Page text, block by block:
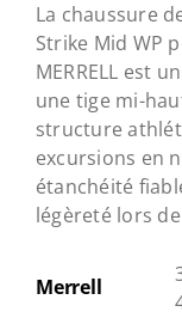
La chaussure
Strike Mid WP
MERRELL est
une tige mi-
structure
excursions en
étanchéité
légèreté lors
Merrell